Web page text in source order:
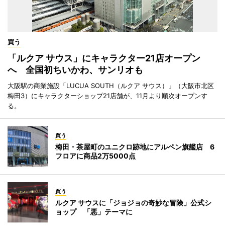
買う
「ルクア サウス」にキャラクター21店オープン
へ 全国初ちいかわ、サンリオも
大阪駅の商業施設「LUCUA SOUTH（ルクア サウス）」（大阪市北区
梅田3）にキャラクターショップ21店舗が、11月より順次オープンす
る。
買う
梅田・茶屋町のユニクロ跡地にアルペン旗艦店 6
フロアに商品2万5000点
買う
ルクア サウスに「ジョジョの奇妙な冒険」公式シ
ョップ 「悪」テーマに